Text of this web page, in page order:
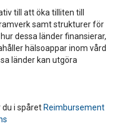
till att öka tilliten till
samt strukturer för
dessa länder finansierar,
hälsoappar inom vård
länder kan utgöra
i spåret Reimbursement